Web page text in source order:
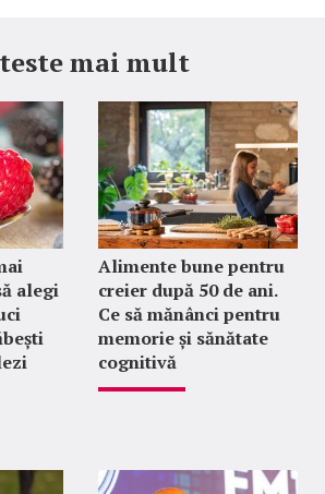
mai mult
alegi
Alimente bune pentru
creier după 50 de ani.
Ce să mănânci pentru
memorie și sănătate
cognitivă